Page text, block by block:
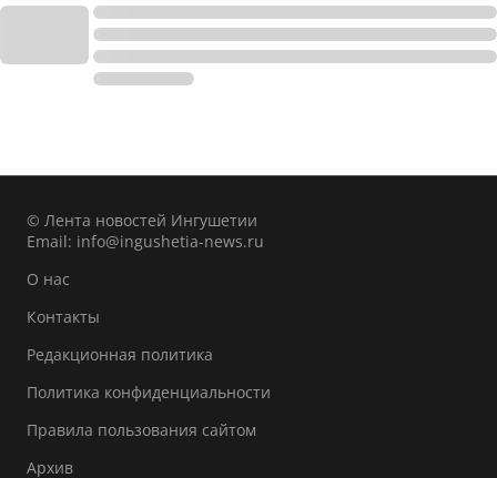
© Лента новостей Ингушетии
Email: info@ingushetia-news.ru
О нас
Контакты
Редакционная политика
Политика конфиденциальности
Правила пользования сайтом
Архив